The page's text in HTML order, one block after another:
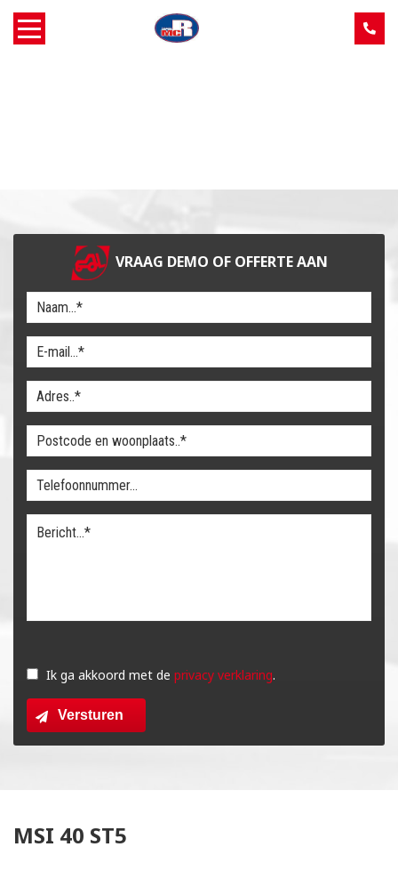
Service
Machine aanbod
Nieuws
Contact
VRAAG DEMO OF OFFERTE AAN
dit
veld
leeg
Ik ga akkoord met de privacy verklaring.
Versturen
MSI 40 ST5